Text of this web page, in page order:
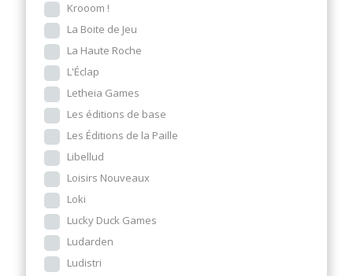
Krooom !
La Boite de Jeu
La Haute Roche
L'Éclap
Letheia Games
Les éditions de base
Les Éditions de la Paille
Libellud
Loisirs Nouveaux
Loki
Lucky Duck Games
Ludarden
Ludistri